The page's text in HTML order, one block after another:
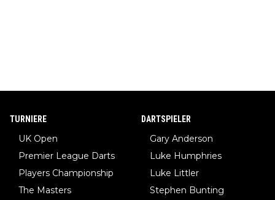
TURNIERE
UK Open
Premier League Darts
Players Championship
The Masters
DARTSPIELER
Gary Anderson
Luke Humphries
Luke Littler
Stephen Bunting